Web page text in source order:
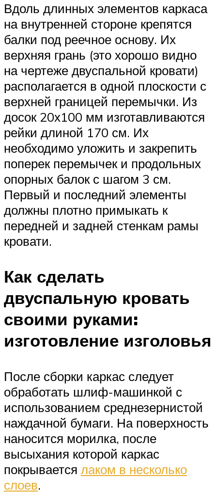
Вдоль длинных элементов каркаса
на внутренней стороне крепятся
балки под реечное основу. Их
верхняя грань (это хорошо видно
на чертеже двуспальной кровати)
располагается в одной плоскости с
верхней границей перемычки. Из
досок 20х100 мм изготавливаются
рейки длиной 170 см. Их
необходимо уложить и закрепить
поперек перемычек и продольных
опорных балок с шагом 3 см.
Первый и последний элементы
должны плотно примыкать к
передней и задней стенкам рамы
кровати.
Как сделать
двуспальную кровать
своими руками:
изготовление изголовья
После сборки каркас следует
обработать шлиф-машинкой с
использованием среднезернистой
наждачной бумаги. На поверхность
наносится морилка, после
высыхания которой каркас
покрывается лаком в несколько
слоев.